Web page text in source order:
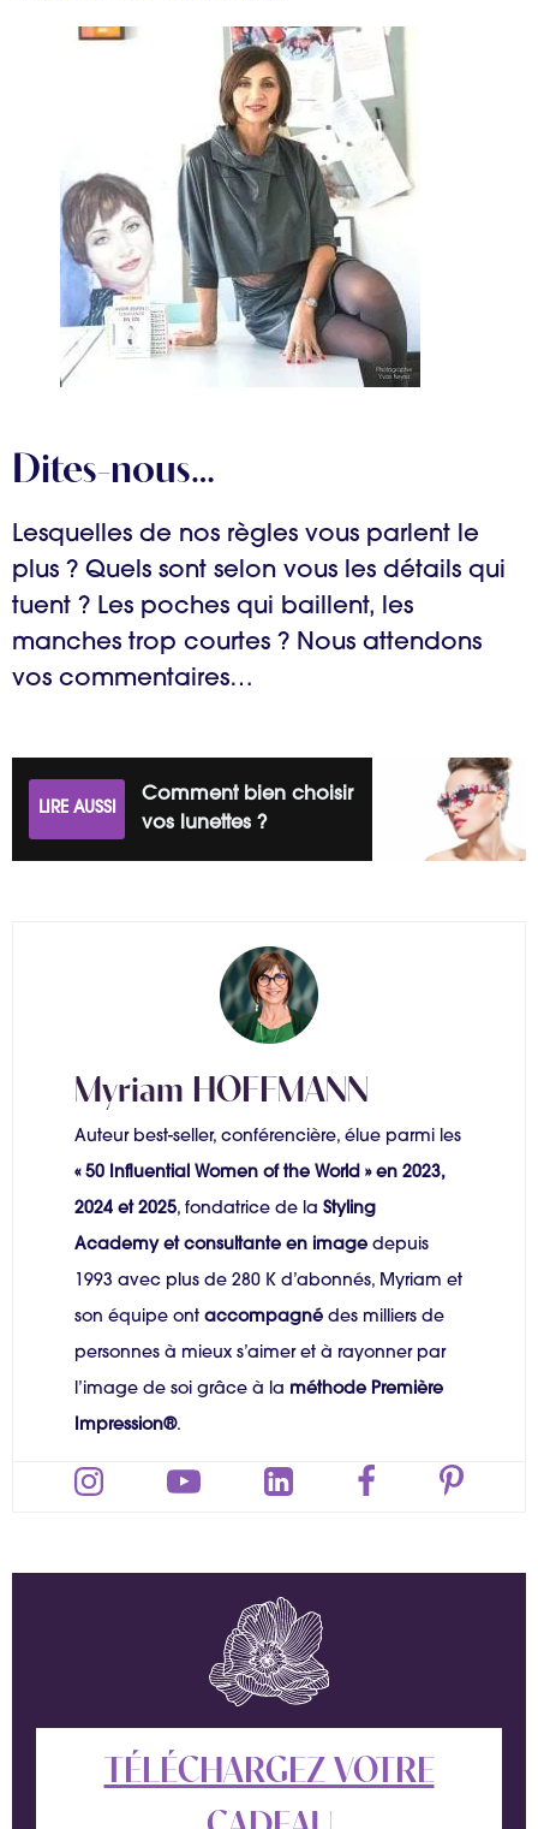
Dites-nous…
Lesquelles de nos règles vous parlent le
plus ? Quels sont selon vous les détails qui
tuent ? Les poches qui baillent, les
manches trop courtes ? Nous attendons
vos commentaires…
LIRE AUSSI
Comment bien choisir
vos lunettes ?
Myriam HOFFMANN
Auteur best-seller, conférencière, élue parmi les
« 50 Influential Women of the World » en 2023,
2024 et 2025, fondatrice de la Styling
Academy et consultante en imagedepuis
1993 avec plus de 280 K d’abonnés, Myriam et
son équipe ont accompagnédes milliers de
personnes à mieux s’aimer et à rayonner par
l’image de soi grâce à la méthode Première
Impression®.
TÉLÉCHARGEZ VOTRE